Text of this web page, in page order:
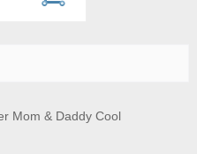
Mom & Daddy Cool